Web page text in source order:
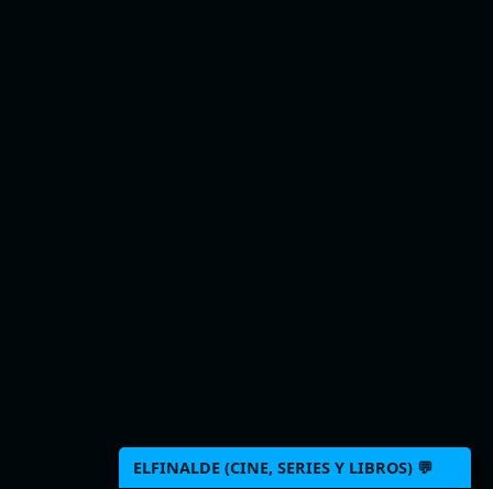
ELFINALDE (CINE, SERIES Y LIBROS) 💬